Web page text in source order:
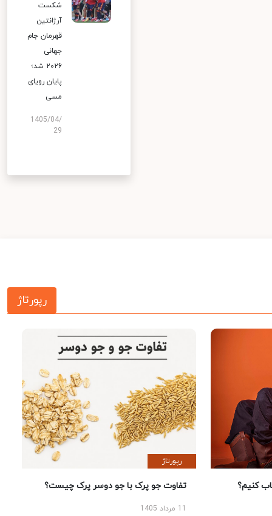
شکست
آرژانتین
قهرمان جام
جهانی
۲۰۲۶ شد؛
پایان رویای
مسی
1405/04/
29
رپورتاژ
کنیم؟
رپورتاژ
تفاوت جو پرک با جو دوسر پرک چیست؟